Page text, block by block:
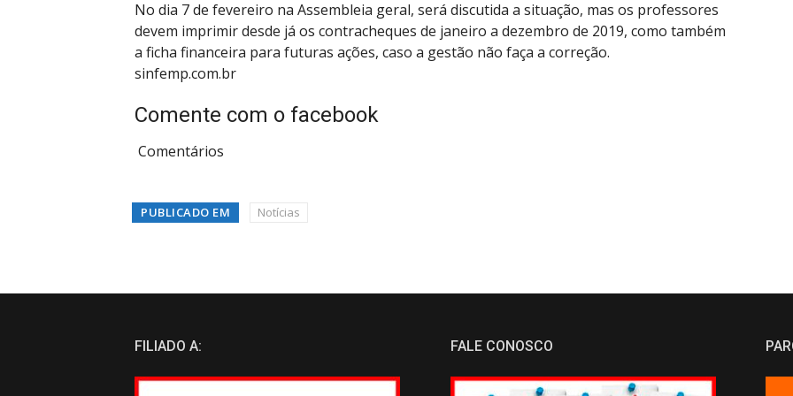
No dia 7 de fevereiro na Assembleia geral, será discutida a situação, mas os professores
devem imprimir desde já os contracheques de janeiro a dezembro de 2019, como também
a ficha financeira para futuras ações, caso a gestão não faça a correção.
sinfemp.com.br
Comente com o facebook
Comentários
PUBLICADO EM Notícias
FILIADO A: FALE CONOSCO